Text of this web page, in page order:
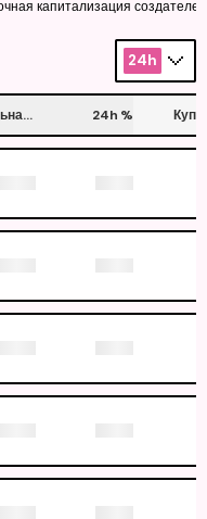
капитализация создателей
24h
цена 24h %